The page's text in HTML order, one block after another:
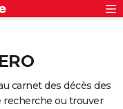
carnet des décès des
recherche ou trouver